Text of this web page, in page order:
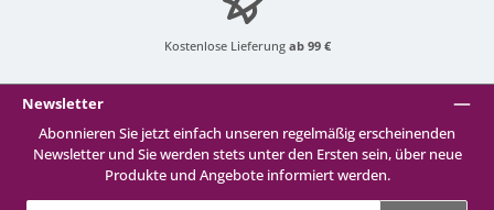
Kostenlose Lieferung ab 99 €
Newsletter
Abonnieren Sie jetzt einfach unseren regelmäßig erscheinenden
Newsletter und Sie werden stets unter den Ersten sein, über neue
Produkte und Angebote informiert werden.